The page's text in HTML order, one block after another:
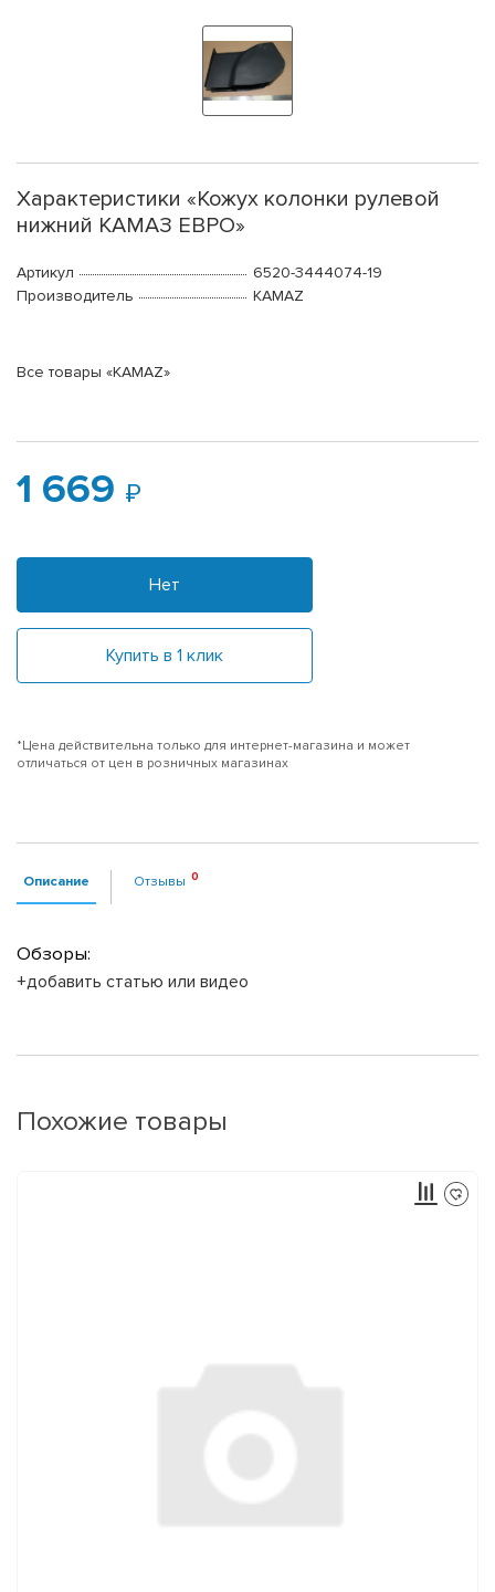
Характеристики «Кожух колонки рулевой
нижний КАМАЗ ЕВРО»
Артикул
6520-3444074-19
Производитель
KAMAZ
Все товары «KAMAZ»
1 669
Нет
Купить в 1 клик
*Цена действительна только для интернет-магазина и может
отличаться от цен в розничных магазинах
Описание Отзывы
Обзоры:
+добавить статью или видео
Похожие товары